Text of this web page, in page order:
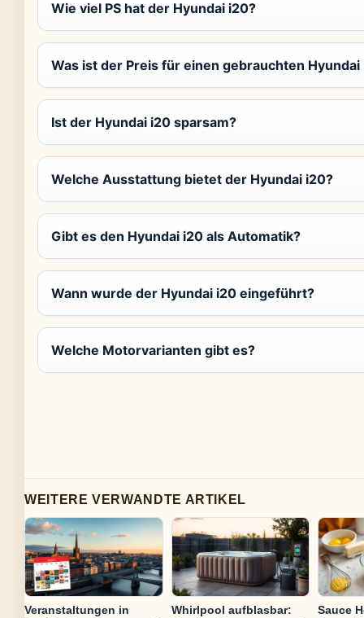
Wie viel PS hat der Hyundai i20?
Was ist der Preis für einen gebrauchten Hyundai
Ist der Hyundai i20 sparsam?
Welche Ausstattung bietet der Hyundai i20?
Gibt es den Hyundai i20 als Automatik?
Wann wurde der Hyundai i20 eingeführt?
Welche Motorvarianten gibt es?
WEITERE VERWANDTE ARTIKEL
Veranstaltungen in
Whirlpool aufblasbar:
Sauce